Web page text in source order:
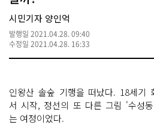
시
대
표
소
통
포
시민기자 양인억
발행일 2021.04.28. 09:40
수정일 2021.04.28. 16:33
인왕산 솔숲 기행을 떠났다. 18세기
서 시작, 정선의 또 다른 그림 '수성
는 여정이었다.